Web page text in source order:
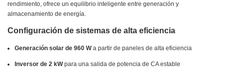
rendimiento, ofrece un equilibrio inteligente entre generación y
almacenamiento de energía.
Configuración de sistemas de alta eficiencia
Generación solar de 960 Wa partir de paneles de alta eficiencia
Inversor de 2 kWpara una salida de potencia de CA estable